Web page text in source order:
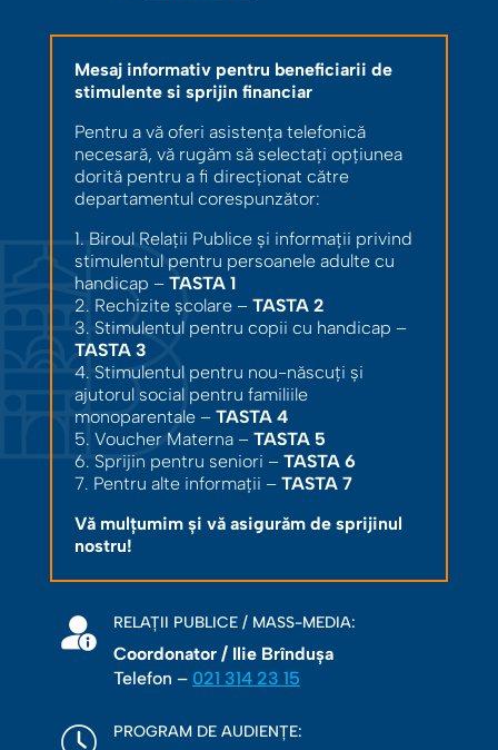
Mesaj informativ pentru beneficiarii de
stimulente si sprijin financiar
Pentru a vă oferi asistența telefonică
necesară, vă rugăm să selectați opțiunea
dorită pentru a fi direcționat către
departamentul corespunzător:
1. Biroul Relații Publice și informații privind
stimulentul pentru persoanele adulte cu
handicap – TASTA 1
2. Rechizite școlare – TASTA 2
3. Stimulentul pentru copii cu handicap –
TASTA 3
4. Stimulentul pentru nou-născuți și
ajutorul social pentru familiile
monoparentale – TASTA 4
5. Voucher Materna – TASTA 5
6. Sprijin pentru seniori – TASTA 6
7. Pentru alte informații – TASTA 7
Vă mulțumim și vă asigurăm de sprijinul
nostru!
RELAȚII PUBLICE / MASS-MEDIA:
Coordonator / Ilie Brîndușa
Telefon – 021 314 23 15
PROGRAM DE AUDIENȚE: